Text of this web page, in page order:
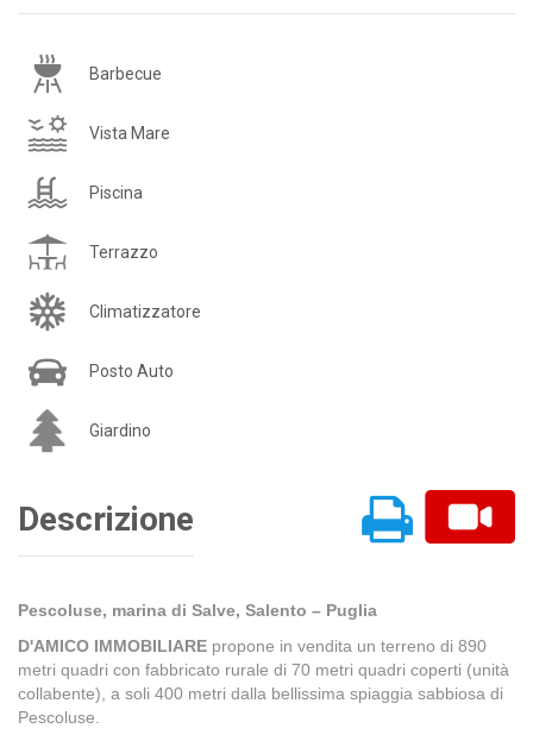
Barbecue
Vista Mare
Piscina
Terrazzo
Climatizzatore
Posto Auto
Giardino
Descrizione
Pescoluse, marina di Salve, Salento – Puglia
D'AMICO IMMOBILIARE propone in vendita un terreno di 890
metri quadri con fabbricato rurale di 70 metri quadri coperti (unità
collabente), a soli 400 metri dalla bellissima spiaggia sabbiosa di
Pescoluse.